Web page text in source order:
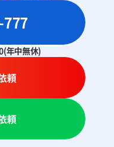
年中無休)
頼
頼